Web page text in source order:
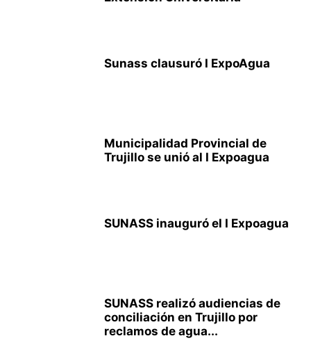
Sunass clausuró I ExpoAgua
Municipalidad Provincial de
Trujillo se unió al I Expoagua
SUNASS inauguró el I Expoagua
SUNASS realizó audiencias de
conciliación en Trujillo por
reclamos de agua...